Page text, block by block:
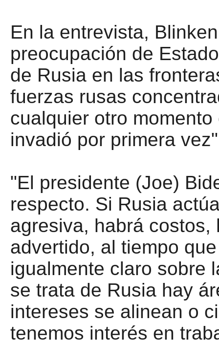
En la entrevista,
preocupación de
de Rusia en las
fuerzas rusas
cualquier otro
invadió por primera
"El presidente (Joe)
respecto. Si Rusia
agresiva, habrá
advertido, al tiempo
igualmente claro sobre
se trata de Rusia hay
intereses se alinean o
tenemos interés en